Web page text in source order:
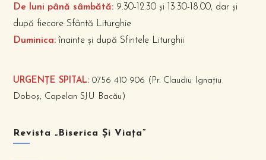
De luni până sâmbătă: 9.30-12.30 și 13.30-18.00, dar și
după fiecare Sfântă Liturghie
Duminica: înainte și după Sfintele Liturghii
URGENȚE SPITAL: 0756 410 906 (Pr. Claudiu Ignațiu
Doboș, Capelan SJU Bacău)
Revista „Biserica Și Viața”